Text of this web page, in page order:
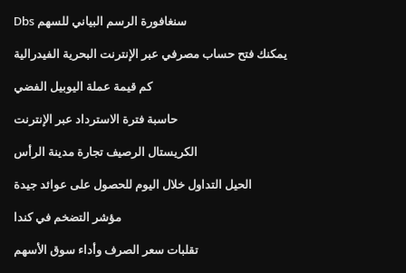
Dbs سنغافورة الرسم البياني للسهم
يمكنك فتح حساب مصرفي عبر الإنترنت البحرية الفيدرالية
كم قيمة عملة اليوبيل الفضي
حاسبة فترة الاسترداد عبر الإنترنت
الكريستال الرصيف تجارة مدينة الرأس
الحيل التداول خلال اليوم للحصول على عوائد جيدة
مؤشر التضخم في كندا
تقلبات سعر الصرف وأداء سوق الأسهم